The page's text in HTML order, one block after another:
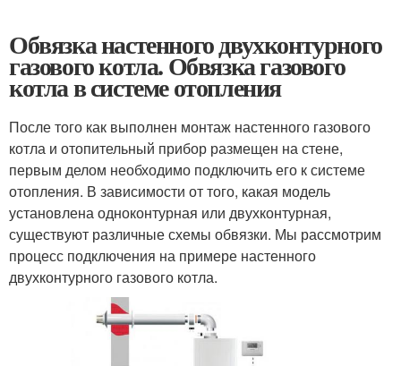
Обвязка настенного двухконтурного
газового котла. Обвязка газового
котла в системе отопления
После того как выполнен монтаж настенного газового
котла и отопительный прибор размещен на стене,
первым делом необходимо подключить его к системе
отопления. В зависимости от того, какая модель
установлена одноконтурная или двухконтурная,
существуют различные схемы обвязки. Мы рассмотрим
процесс подключения на примере настенного
двухконтурного газового котла.